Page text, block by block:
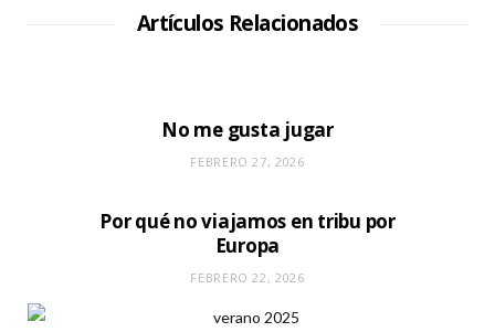
W
Artículos Relacionados
No me gusta jugar
FEBRERO 27, 2026
Por qué no viajamos en tribu por
Europa
FEBRERO 22, 2026